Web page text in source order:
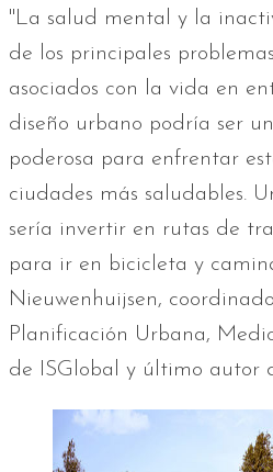
"La salud mental y la
de los principales
asociados con la vida en
diseño urbano podría ser
poderosa para enfrentar
ciudades más saludables.
sería invertir en rutas de
para ir en bicicleta y
Nieuwenhuijsen,
Planificación Urbana,
de ISGlobal y último autor